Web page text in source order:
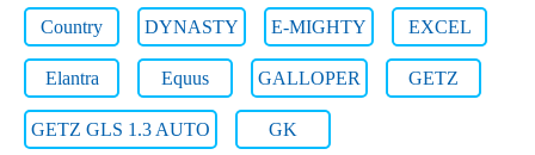
Country DYNASTY E-MIGHTY EXCEL
Elantra Equus GALLOPER GETZ
GETZ GLS 1.3 AUTO GK